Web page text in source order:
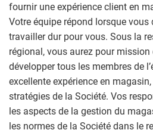
fournir une expérience client en
Votre équipe répond lorsque vous
travailler dur pour vous. Sous la
régional, vous aurez pour mission
développer tous les membres de
excellente expérience en
stratégies de la Société. Vos
les aspects de la gestion du
les normes de la Société dans le